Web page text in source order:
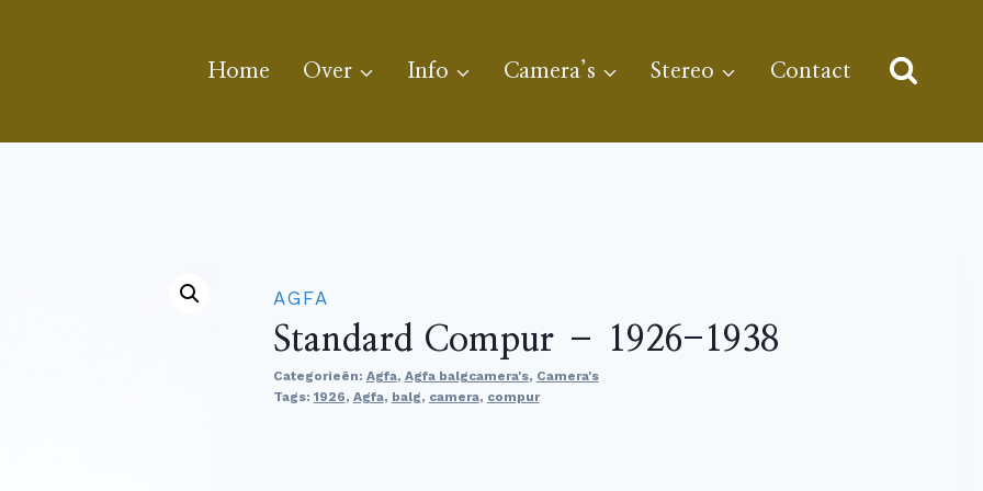
Home Over Info Camera’s Stereo Contact
AGFA
Standard Compur – 1926-1938
Categorieën: Agfa, Agfa balgcamera's, Camera's
Tags: 1926, Agfa, balg, camera, compur